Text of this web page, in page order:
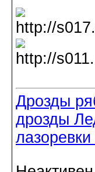
Дрозды
дрозды